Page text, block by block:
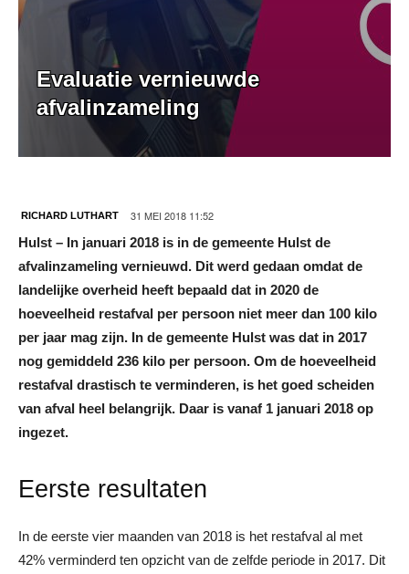
Evaluatie vernieuwde
afvalinzameling
RICHARD LUTHART 31 MEI 2018 11:52
Hulst – In januari 2018 is in de gemeente Hulst de
afvalinzameling vernieuwd. Dit werd gedaan omdat de
landelijke overheid heeft bepaald dat in 2020 de
hoeveelheid restafval per persoon niet meer dan 100 kilo
per jaar mag zijn. In de gemeente Hulst was dat in 2017
nog gemiddeld 236 kilo per persoon. Om de hoeveelheid
restafval drastisch te verminderen, is het goed scheiden
van afval heel belangrijk. Daar is vanaf 1 januari 2018 op
ingezet.
Eerste resultaten
In de eerste vier maanden van 2018 is het restafval al met
42% verminderd ten opzicht van de zelfde periode in 2017. Dit